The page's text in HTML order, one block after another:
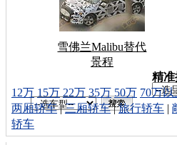
雪佛兰Malibu替代
景程
车型
精准
12万 15万 22万 35万 50万 70万以
两厢轿车|三厢轿车|旅行轿车 |
轿车